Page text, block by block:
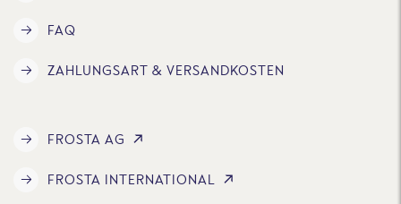
FAQ
ZAHLUNGSART & VERSANDKOSTEN
FROSTA AG
FROSTA INTERNATIONAL